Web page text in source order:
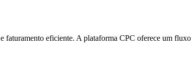
faturamento eficiente. A plataforma CPC oferece um